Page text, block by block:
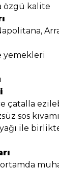
özgü kalite
yemekleri
çatalla
sos
ile